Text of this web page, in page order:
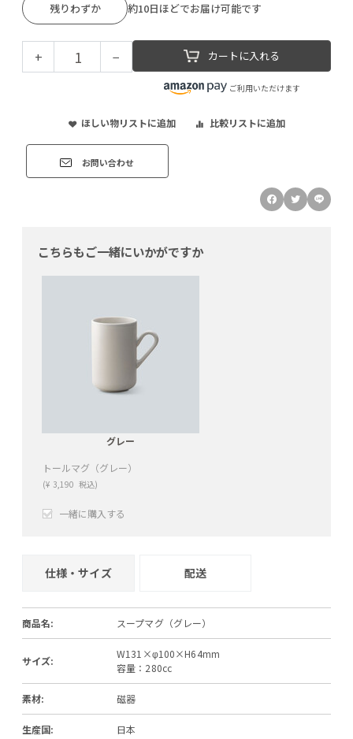
残りわずか 約10日ほどでお届け可能です
+ − カートに入れる
ご利用いただけます
ほしい物リストに追加 比較リストに追加
お問い合わせ
こちらもご一緒にいかがですか
グレー
トールマグ（グレー）
(¥ 3,190 税込)
一緒に購入する
仕様・サイズ 配送
商品名: スープマグ（グレー）
サイズ:
W131×φ100×H64mm
容量：280cc
素材: 磁器
生産国: 日本